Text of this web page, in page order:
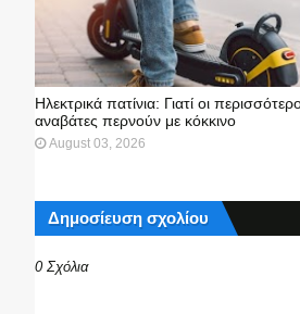
Ηλεκτρικά πατίνια: Γιατί οι
αναβάτες περνούν με κόκκινο
August 03, 2026
Δημοσίευση σχολίου
0 Σχόλια